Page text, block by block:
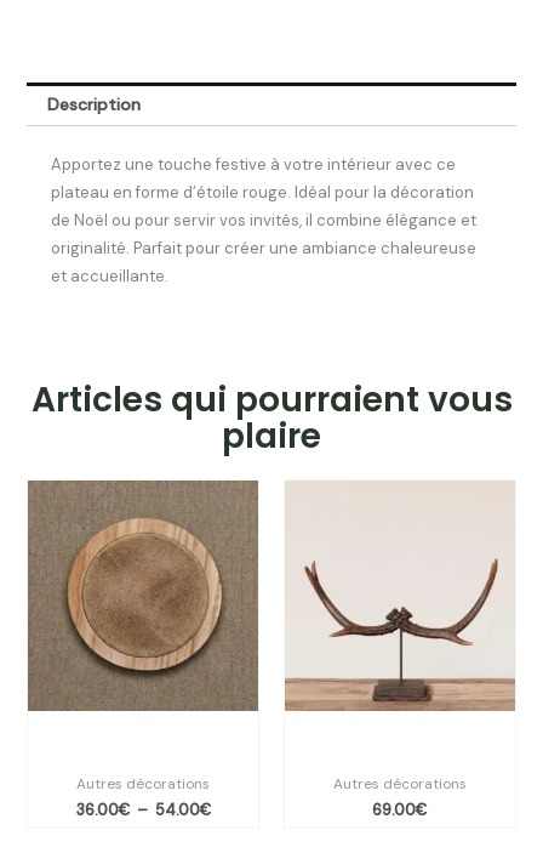
Description
Apportez une touche festive à votre intérieur avec ce
plateau en forme d’étoile rouge. Idéal pour la décoration
de Noël ou pour servir vos invités, il combine élégance et
originalité. Parfait pour créer une ambiance chaleureuse
et accueillante.
Articles qui pourraient vous
plaire
Autres décorations
36.00€ – 54.00€
Plage
de
36.00€
à
54.00€
Autres décorations
69.00€